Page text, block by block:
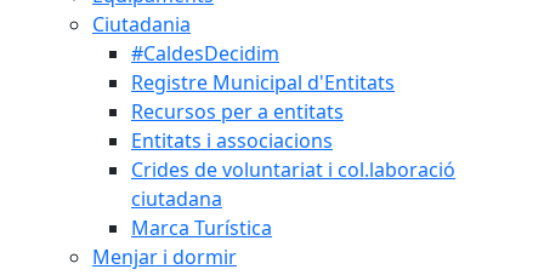
Ciutadania
#CaldesDecidim
Registre Municipal d'Entitats
Recursos per a entitats
Entitats i associacions
Crides de voluntariat i col.laboració
ciutadana
Marca Turística
Menjar i dormir